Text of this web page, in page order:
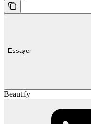
Essayer
Beautify